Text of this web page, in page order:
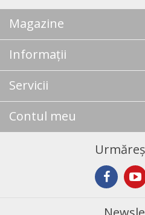
Magazine
Informații
Servicii
Contul meu